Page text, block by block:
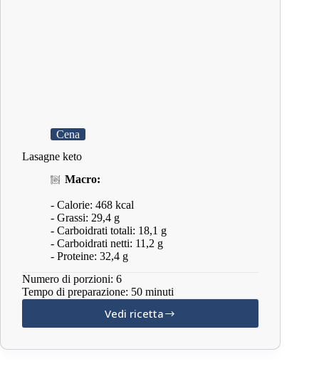
Cena
Lasagne keto
Macro:
- Calorie: 468 kcal
- Grassi: 29,4 g
- Carboidrati totali: 18,1 g
- Carboidrati netti: 11,2 g
- Proteine: 32,4 g
Numero di porzioni: 6
Tempo di preparazione: 50 minuti
Vedi ricetta
Lasagne